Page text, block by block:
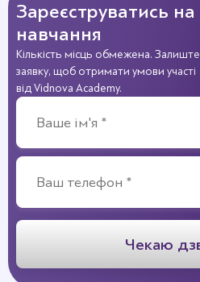
Зареєструватись на
навчання
Кількість місць обмежена. Залиште
заявку, щоб отримати умови участі
від Vidnova Academy.